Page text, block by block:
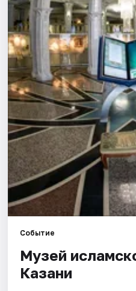
Города
Площадки
Артисты
Рейтинги
Событие
Музей
Казани